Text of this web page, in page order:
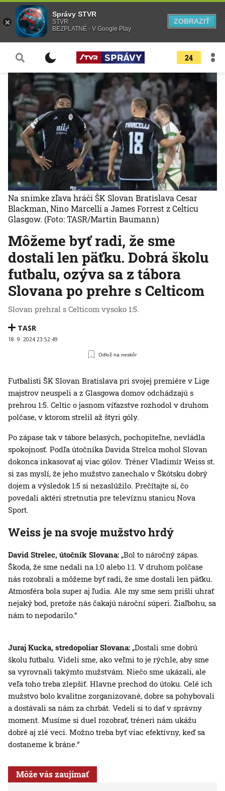
24
Môžeme byť radi, že sme
dostali len päťku. Dobrá školu
futbalu, ozýva sa z tábora
Slovana po prehre s Celticom
Slovan prehral s Celticom vysoko 1:5.
TASR
18. 9. 2024 23:52:49
Odlož na neskôr
Na snímke zľava hráči ŠK Slovan Bratislava Cesar
Blackman, Nino Marcelli a James Forrest z Celticu
Glasgow. (Foto: TASR/Martin Baumann)
Futbalisti ŠK Slovan Bratislava pri svojej premiére v Lige
majstrov neuspeli a z Glasgowa domov odchádzajú s
prehrou 1:5. Celtic o jasnom víťazstve rozhodol v druhom
polčase, v ktorom strelil až štyri góly.
Po zápase tak v tábore belasých, pochopiteľne, nevládla
spokojnosť. Podľa útočníka Davida Strelca mohol Slovan
dokonca inkasovať aj viac gólov. Tréner Vladimír Weiss st.
si zas myslí, že jeho mužstvo zanechalo v Škótsku dobrý
dojem a výsledok 1:5 si nezaslúžilo. Prečítajte si, čo
povedali aktéri stretnutia pre televíznu stanicu Nova
Sport.
Weiss je na svoje mužstvo hrdý
David Strelec, útočník Slovana: „Bol to náročný zápas.
Škoda, že sme nedali na 1:0 alebo 1:1. V druhom polčase
nás rozobrali a môžeme byť radi, že sme dostali len päťku.
Atmosféra bola super aj ľudia. Ale my sme sem prišli uhrať
nejaký bod, pretože nás čakajú nároční súperi. Žiaľbohu, sa
nám to nepodarilo.“
Juraj Kucka, stredopoliar Slovana: „Dostali sme dobrú
školu futbalu. Videli sme, ako veľmi to je rýchle, aby sme
sa vyrovnali takýmto mužstvám. Niečo sme ukázali, ale
veľa toho treba zlepšiť. Hlavne prechod do útoku. Celé ich
mužstvo bolo kvalitne zorganizované, dobre sa pohybovali
a dostávali sa nám za chrbát. Vedeli si to dať v správny
moment. Musíme si duel rozobrať, tréneri nám ukážu
dobré aj zlé veci. Možno treba byť viac efektívny, keď sa
dostaneme k bráne.“
Môže vás zaujímať
Správy STVR
STVR
BEZPLATNÉ - V Google Play
ZOBRAZIŤ